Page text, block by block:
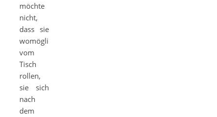
möchte
nicht,
dass sie
womöglich
vom
Tisch
rollen,
sie sich
nach
dem